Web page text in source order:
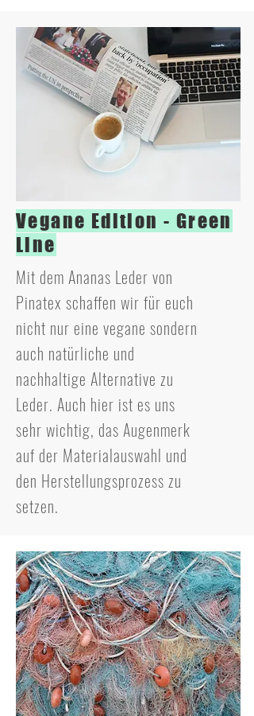
Vegane Edition - Green
Line
Mit dem Ananas Leder von
Pinatex schaffen wir für euch
nicht nur eine vegane sondern
auch natürliche und
nachhaltige Alternative zu
Leder. Auch hier ist es uns
sehr wichtig, das Augenmerk
auf der Materialauswahl und
den Herstellungsprozess zu
setzen.